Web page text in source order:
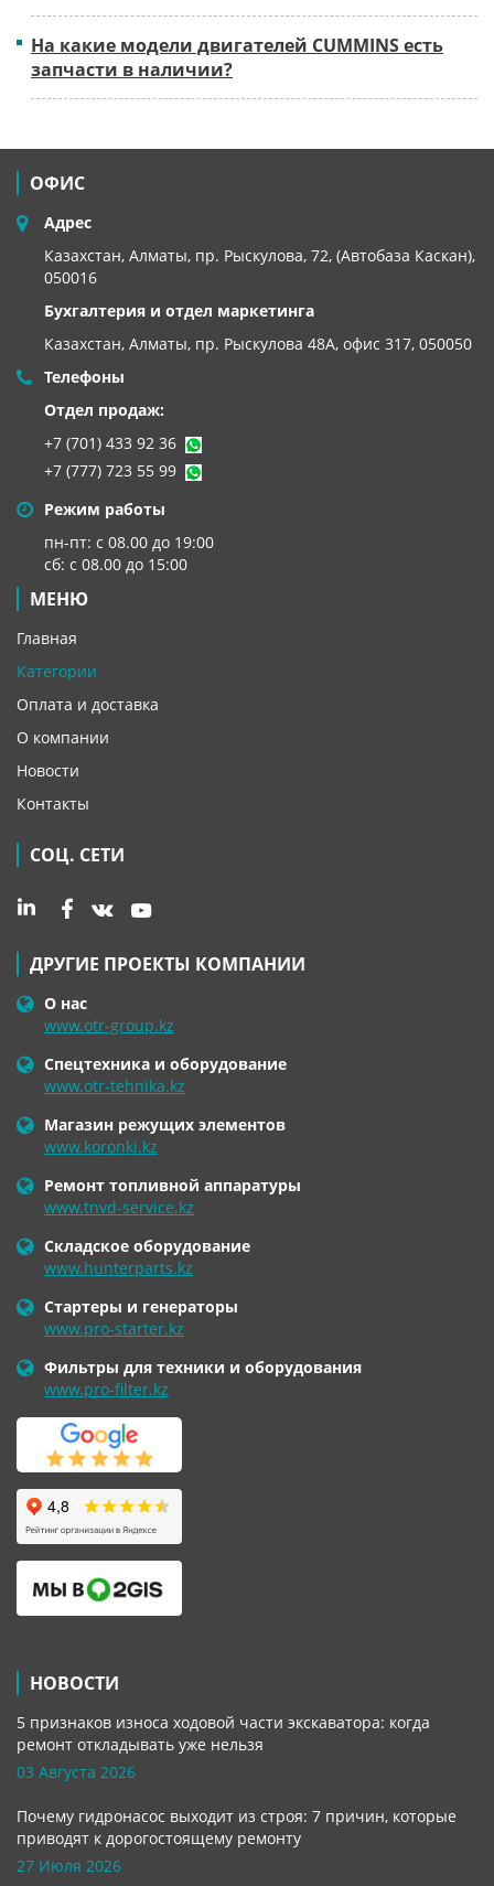
На какие модели двигателей CUMMINS есть
запчасти в наличии?
ОФИС
Адрес
Казахстан, Алматы, пр. Рыскулова, 72, (Автобаза Каскан),
050016
Бухгалтерия и отдел маркетинга
Казахстан, Алматы, пр. Рыскулова 48А, офис 317, 050050
Телефоны
Отдел продаж:
+7 (701) 433 92 36
+7 (777) 723 55 99
Режим работы
пн-пт: с 08.00 до 19:00
сб: с 08.00 до 15:00
МЕНЮ
Главная
Категории
Оплата и доставка
О компании
Новости
Контакты
СОЦ. СЕТИ
ДРУГИЕ ПРОЕКТЫ КОМПАНИИ
О нас
www.otr-group.kz
Спецтехника и оборудование
www.otr-tehnika.kz
Магазин режущих элементов
www.koronki.kz
Ремонт топливной аппаратуры
www.tnvd-service.kz
Складское оборудование
www.hunterparts.kz
Стартеры и генераторы
www.pro-starter.kz
Фильтры для техники и оборудования
www.pro-filter.kz
НОВОСТИ
5 признаков износа ходовой части экскаватора: когда
ремонт откладывать уже нельзя
03 Августа 2026
Почему гидронасос выходит из строя: 7 причин, которые
приводят к дорогостоящему ремонту
27 Июля 2026